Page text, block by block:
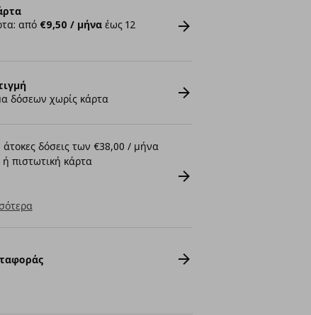
από €9,50 / μήναέως 12
δόσεων χωρίς κάρτα
δόσεις των €38,00 / μήνα
πιστωτική κάρτα